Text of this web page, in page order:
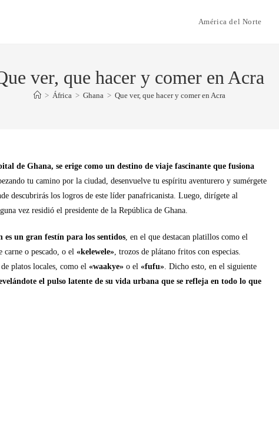
América del Norte
ver, que hacer y comer en Acra
> África > Ghana > Que ver, que hacer y comer en Acra
de Ghana, se erige como un destino de viaje fascinante que fusiona
tu camino por la ciudad, desenvuelve tu espíritu aventurero y sumérgete
descubrirás los logros de este líder panafricanista. Luego, dirígete al
vez residió el presidente de la República de Ghana.
un gran festín para los sentidos, en el que destacan platillos como el
carne o pescado, o el «kelewele», trozos de plátano fritos con especias.
platos locales, como el «waakye» o el «fufu». Dicho esto, en el siguiente
el pulso latente de su vida urbana que se refleja en todo lo que